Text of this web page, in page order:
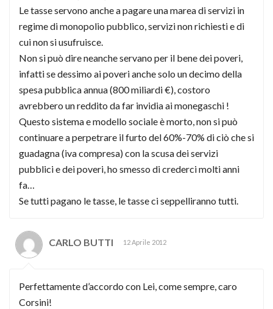
Le tasse servono anche a pagare una marea di servizi in
regime di monopolio pubblico, servizi non richiesti e di
cui non si usufruisce.
Non si può dire neanche servano per il bene dei poveri,
infatti se dessimo ai poveri anche solo un decimo della
spesa pubblica annua (800 miliardi €), costoro
avrebbero un reddito da far invidia ai monegaschi !
Questo sistema e modello sociale è morto, non si può
continuare a perpetrare il furto del 60%-70% di ciò che si
guadagna (iva compresa) con la scusa dei servizi
pubblici e dei poveri, ho smesso di crederci molti anni
fa…
Se tutti pagano le tasse, le tasse ci seppelliranno tutti.
CARLO BUTTI 12 Aprile 2012
Perfettamente d’accordo con Lei, come sempre, caro
Corsini!